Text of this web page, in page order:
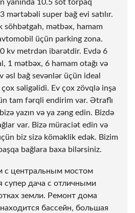
yanında 10.5 sot torpaq
mərtəbəli super bağ evi satılır.
söhbətgah, mətbəx, hamam
üçün parking zona.
kv metrdən ibarətdir. Evdə 6
1 mətbəx, 6 hamam otağı və
əsl bağ sevənlər üçün ideal
səligəlidi. Ev çox zövqlə inşa
tam fərqli endirim var. Ətraflı
yazın və ya zəng edin. Bizdə
var. Bizə müraciət edin və
biz sizə köməklik edək. Bizim
bağlara baxa bilərsiniz.
с центральным мостом
супер дача с отличными
земли. Ремонт дома
бассейн, большая